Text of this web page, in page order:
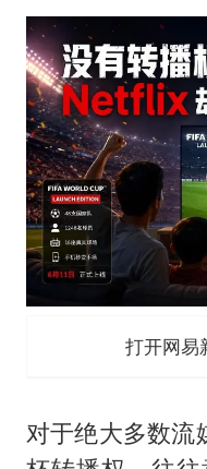
打开网易
对于绝大多数流